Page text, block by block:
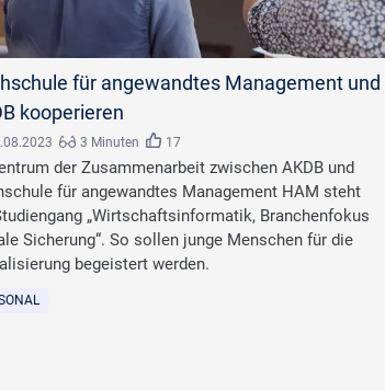
für angewandtes Management und
kooperieren
3 Minuten 17
der Zusammenarbeit zwischen AKDB und
für angewandtes Management HAM steht
„Wirtschaftsinformatik, Branchenfokus
Sicherung“. So sollen junge Menschen für die
begeistert werden.